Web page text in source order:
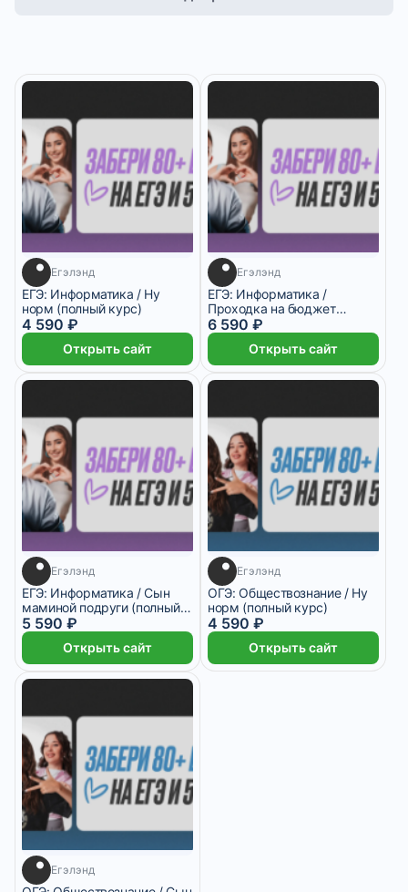
Егэлэнд
ЕГЭ: Информатика / Ну
норм (полный курс)
4 590 ₽
Открыть сайт
Егэлэнд
ЕГЭ: Информатика /
Проходка на бюджет
(полный курс)
6 590 ₽
Открыть сайт
Егэлэнд
ЕГЭ: Информатика / Сын
маминой подруги (полный
курс)
5 590 ₽
Открыть сайт
Егэлэнд
ОГЭ: Обществознание / Ну
норм (полный курс)
4 590 ₽
Открыть сайт
Егэлэнд